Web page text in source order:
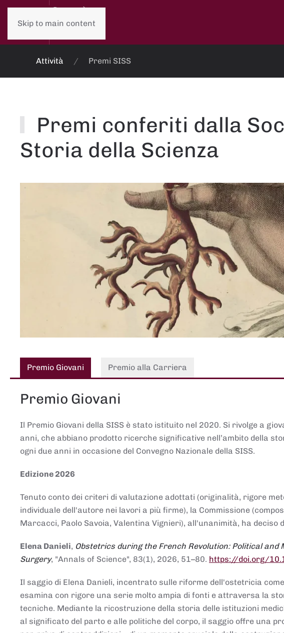
Skip to main content
Attività Premi SISS
Premi conferiti dalla
Storia della Scienza
Premio Giovani Premio alla Carriera
Premio Giovani
Il Premio Giovani della SISS è stato istituito nel 2020. Si rivolge a
anni, che abbiano prodotto ricerche significative nell’ambito della
ogni due anni in occasione del Convegno Nazionale della SISS.
Edizione 2026
Tenuto conto dei criteri di valutazione adottati (originalità, rigore
individuale dell'autore nei lavori a più firme), la Commissione
Marcacci, Paolo Savoia, Valentina Vignieri), all'unanimità, ha deciso
Elena Danieli, Obstetrics during the French Revolution: Political
Surgery, "Annals of Science", 83(1), 2026, 51–80. https://doi.org/
Il saggio di Elena Danieli, incentrato sulle riforme dell'ostetricia
esamina con rigore una serie molto ampia di fonti e attraversa la
tecniche. Mediante la ricostruzione della storia delle istituzioni
al significato del parto e alle politiche del corpo, il saggio offre una